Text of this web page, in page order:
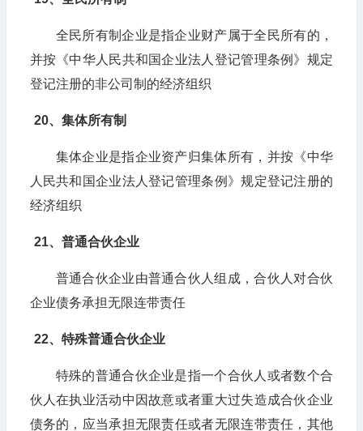
全民所有制企业是指企业财产属于全民所有的，
并按《中华人民共和国企业法人登记管理条例》规定
登记注册的非公司制的经济组织
20、集体所有制
集体企业是指企业资产归集体所有，并按《中华
人民共和国企业法人登记管理条例》规定登记注册的
经济组织
21、普通合伙企业
普通合伙企业由普通合伙人组成，合伙人对合伙
企业债务承担无限连带责任
22、特殊普通合伙企业
特殊的普通合伙企业是指一个合伙人或者数个合
伙人在执业活动中因故意或者重大过失造成合伙企业
债务的，应当承担无限责任或者无限连带责任，其他